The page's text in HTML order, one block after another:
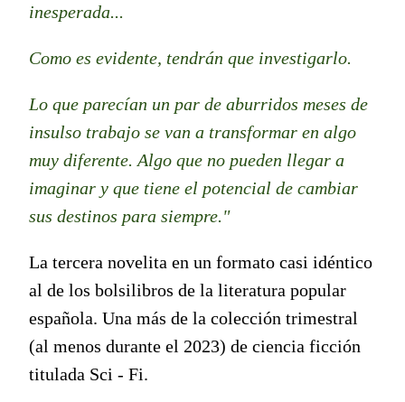
inesperada...
Como es evidente, tendrán que investigarlo.
Lo que parecían un par de aburridos meses de
insulso trabajo se van a transformar en algo
muy diferente. Algo que no pueden llegar a
imaginar y que tiene el potencial de cambiar
sus destinos para siempre."
La tercera novelita en un formato casi idéntico
al de los bolsilibros de la literatura popular
española. Una más de la colección trimestral
(al menos durante el 2023) de ciencia ficción
titulada Sci - Fi.